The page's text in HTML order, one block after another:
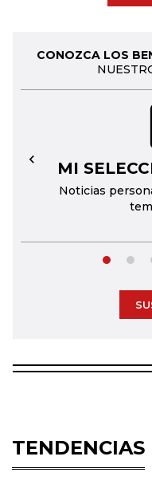
CONOZCA LOS
MI
Noticias
←
TENDENCIAS